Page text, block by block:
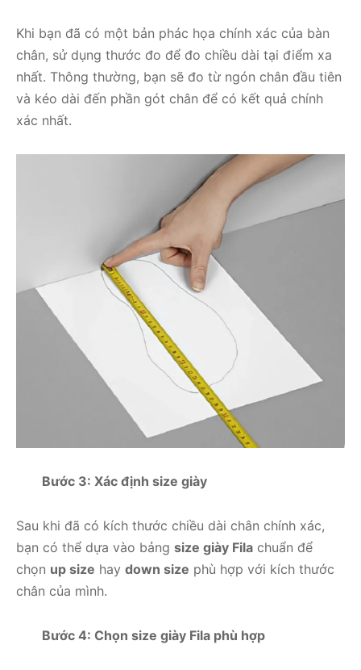
Khi bạn đã có một bản phác họa chính xác của bàn
chân, sử dụng thước đo để đo chiều dài tại điểm xa
nhất. Thông thường, bạn sẽ đo từ ngón chân đầu tiên
và kéo dài đến phần gót chân để có kết quả chính
xác nhất.
Bước 3: Xác định size giày
Sau khi đã có kích thước chiều dài chân chính xác,
bạn có thể dựa vào bảng size giày Fila chuẩn để
chọn up size hay down size phù hợp với kích thước
chân của mình.
Bước 4: Chọn size giày Fila phù hợp